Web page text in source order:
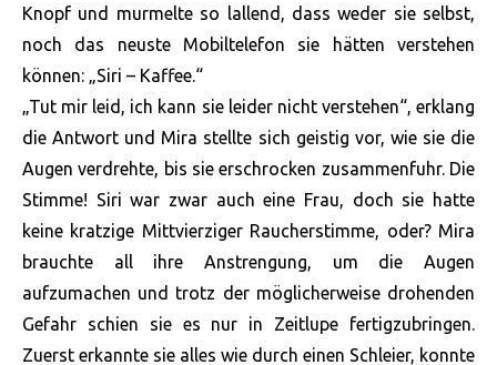
Knopf und murmelte so lallend, dass weder sie selbst,
noch das neuste Mobiltelefon sie hätten verstehen
können: „Siri – Kaffee.“
„Tut mir leid, ich kann sie leider nicht verstehen“, erklang
die Antwort und Mira stellte sich geistig vor, wie sie die
Augen verdrehte, bis sie erschrocken zusammenfuhr. Die
Stimme! Siri war zwar auch eine Frau, doch sie hatte
keine kratzige Mittvierziger Raucherstimme, oder? Mira
brauchte all ihre Anstrengung, um die Augen
aufzumachen und trotz der möglicherweise drohenden
Gefahr schien sie es nur in Zeitlupe fertigzubringen.
Zuerst erkannte sie alles wie durch einen Schleier, konnte